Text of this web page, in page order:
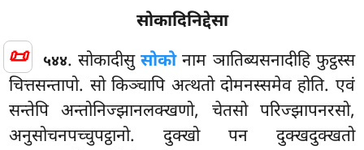
📜
सोकादिनिद्देसा
५४४. सोकादीसुसोकोनाम ञातिब्यसनादीहि फुट्ठस्स
चित्तसन्तापो. सो किञ्चापि अत्थतो दोमनस्समेव होति. एवं
सन्तेपि अन्तोनिज्झानलक्खणो, चेतसो परिज्झापनरसो,
अनुसोचनपच्चुपट्ठानो. दुक्खो पन दुक्खदुक्खतो